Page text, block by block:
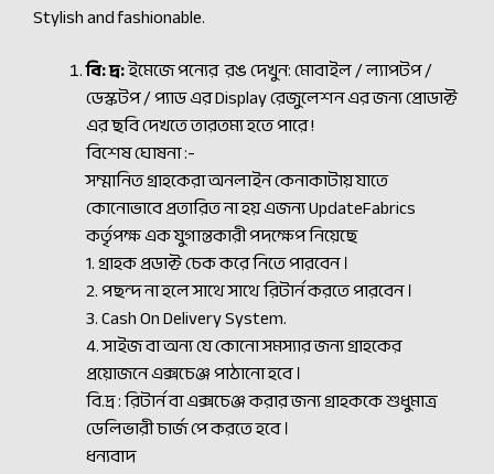
Stylish and fashionable.
বি: দ্র:ইমেজে পন্যের রঙ দেখুন: মোবাইল / ল্যাপটপ /
ডেস্কটপ / প্যাড এর Display রেজুলেশন এর জন্য প্রোডাক্ট
এর ছবি দেখতে তারতম্য হতে পারে !
বিশেষ ঘোষনা :-
সম্মানিত গ্রাহকেরা অনলাইন কেনাকাটায় যাতে
কোনোভাবে প্রতারিত না হয় এজন্য UpdateFabrics
কর্তৃপক্ষ এক যুগান্তকারী পদক্ষেপ নিয়েছে
1. গ্রাহক প্রডাক্ট চেক করে নিতে পারবেন ।
2. পছন্দ না হলে সাথে সাথে রিটার্ন করতে পারবেন ।
3. Cash On Delivery System.
4. সাইজ বা অন্য যে কোনো সমস্যার জন্য গ্রাহকের
প্রয়োজনে এক্সচেঞ্জ পাঠানো হবে ।
বি.দ্র : রিটার্ন বা এক্সচেঞ্জ করার জন্য গ্রাহককে শুধুমাত্র
ডেলিভারী চার্জ পে করতে হবে ।
ধন্যবাদ